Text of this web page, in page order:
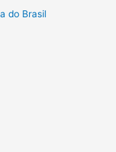
do Brasil